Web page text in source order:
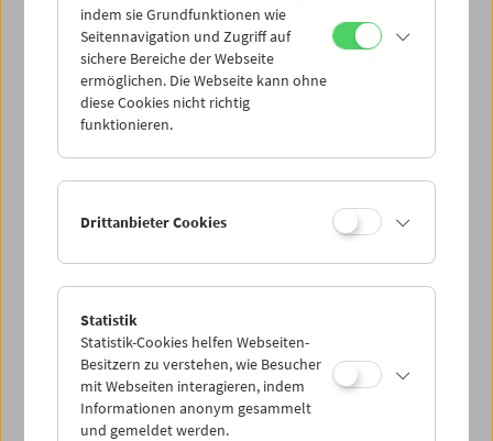
In memoriam Gerhard Jagschitz:
Buchpräsentation
indem sie Grundfunktionen wie
Seitennavigation und Zugriff auf
sichere Bereiche der Webseite
ermöglichen. Die Webseite kann ohne
diese Cookies nicht richtig
funktionieren.
Drittanbieter Cookies
Statistik
Statistik-Cookies helfen Webseiten-
Besitzern zu verstehen, wie Besucher
mit Webseiten interagieren, indem
Informationen anonym gesammelt
und gemeldet werden.